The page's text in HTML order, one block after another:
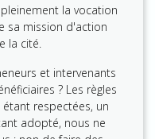
la vocation
sa mission d'action
la cité.
et intervenants
? Les règles
respectées, un
adopté, nous ne